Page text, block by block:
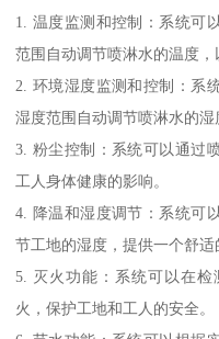
1. 温度监测和控制：系统可
范围自动调节喷淋水的温度，
2. 环境湿度监测和控制：系
湿度范围自动调节喷淋水的湿
3. 粉尘控制：系统可以通过
工人身体健康的影响。
4. 降温和湿度调节：系统可
节工地的湿度，提供一个舒适
5. 灭火功能：系统可以在
火，保护工地和工人的安全。